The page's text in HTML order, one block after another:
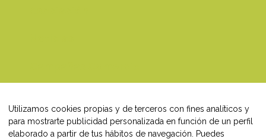
Contacto
Utilizamos cookies propias y de terceros con fines analíticos y
para mostrarte publicidad personalizada en función de un perfil
elaborado a partir de tus hábitos de navegación. Puedes